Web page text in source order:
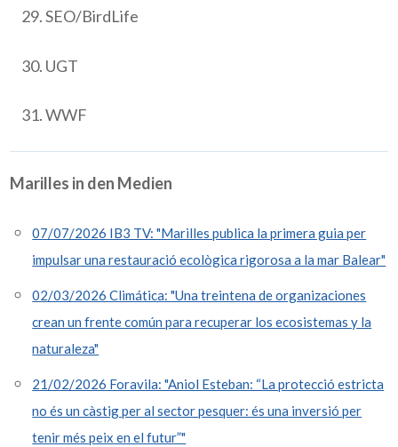
SEO/BirdLife
UGT
WWF
Marilles in den Medien
07/07/2026 IB3 TV: "Marilles publica la primera guia per
impulsar una restauració ecològica rigorosa a la mar Balear"
02/03/2026 Climática: "Una treintena de organizaciones
crean un frente común para recuperar los ecosistemas y la
naturaleza"
21/02/2026 Foravila: "Aniol Esteban: “La protecció estricta
no és un càstig per al sector pesquer: és una inversió per
tenir més peix en el futur”"